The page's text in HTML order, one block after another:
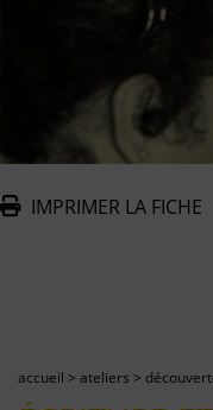
IMPRIMER LA FICHE
accueil > ateliers >